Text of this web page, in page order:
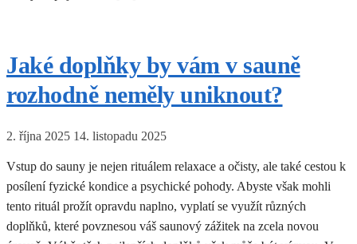
Jaké doplňky by vám v sauně
rozhodně neměly uniknout?
2. října 2025 14. listopadu 2025
Vstup do sauny je nejen rituálem relaxace a očisty, ale také cestou k
posílení fyzické kondice a psychické pohody. Abyste však mohli
tento rituál prožít opravdu naplno, vyplatí se využít různých
doplňků, které povznesou váš saunový zážitek na zcela novou